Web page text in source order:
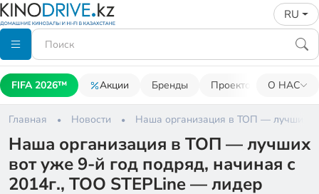
RU
FIFA 2026™ Акции Бренды Проекторы О НАС
Главная Новости Наша организация в ТОП — лучших
Наша организация в ТОП — лучших
вот уже 9-й год подряд, начиная с
2014г., ТОО STEPLine — лидер